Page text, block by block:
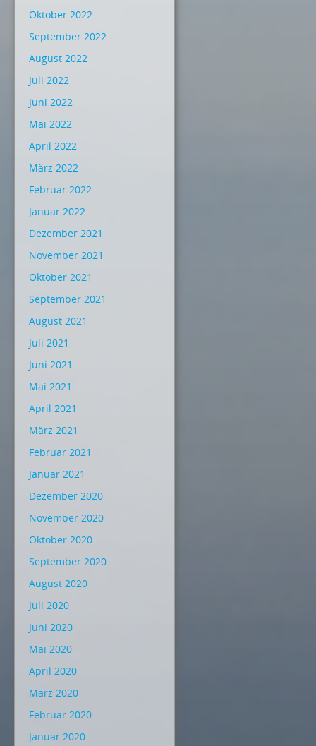
Oktober 2022
September 2022
August 2022
Juli 2022
Juni 2022
Mai 2022
April 2022
März 2022
Februar 2022
Januar 2022
Dezember 2021
November 2021
Oktober 2021
September 2021
August 2021
Juli 2021
Juni 2021
Mai 2021
April 2021
März 2021
Februar 2021
Januar 2021
Dezember 2020
November 2020
Oktober 2020
September 2020
August 2020
Juli 2020
Juni 2020
Mai 2020
April 2020
März 2020
Februar 2020
Januar 2020